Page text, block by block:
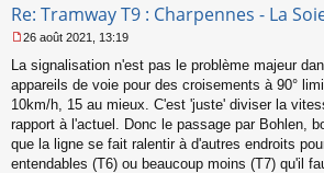
Re: Tramway T9 : Charpennes - La
e
s
s
g
e
n
26 août 2021, 13:19
La signalisation n'est pas le problème majeur
appareils de voie pour des croisements à 90°
10km/h, 15 au mieux. C'est 'juste' diviser la
rapport à l'actuel. Donc le passage par Bohlen,
que la ligne se fait ralentir à d'autres endroits
entendables (T6) ou beaucoup moins (T7) qu'il